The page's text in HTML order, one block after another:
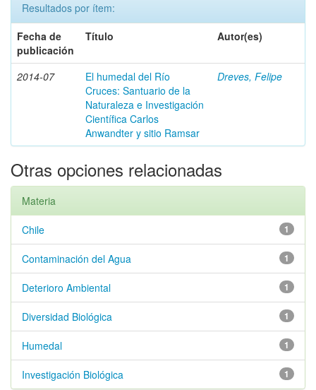
Resultados por ítem:
Fecha de
publicación
Título Autor(es)
2014-07
El humedal del Río
Cruces: Santuario de la
Naturaleza e Investigación
Científica Carlos
Anwandter y sitio Ramsar
Dreves, Felipe
Otras opciones relacionadas
Materia
1
Chile
1
Contaminación del Agua
1
Deterioro Ambiental
1
Diversidad Biológica
1
Humedal
1
Investigación Biológica